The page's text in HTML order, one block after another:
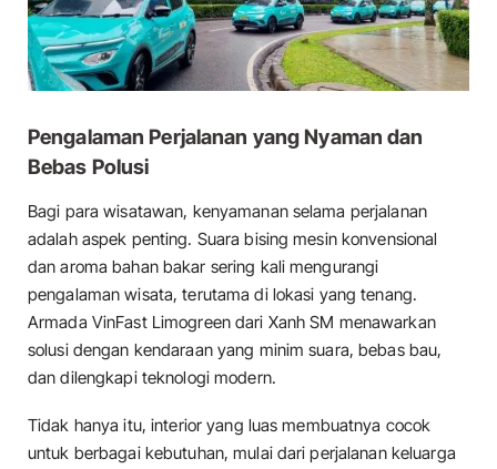
Pengalaman Perjalanan yang Nyaman dan
Bebas Polusi
Bagi para wisatawan, kenyamanan selama perjalanan
adalah aspek penting. Suara bising mesin konvensional
dan aroma bahan bakar sering kali mengurangi
pengalaman wisata, terutama di lokasi yang tenang.
Armada VinFast Limogreen dari Xanh SM menawarkan
solusi dengan kendaraan yang minim suara, bebas bau,
dan dilengkapi teknologi modern.
Tidak hanya itu, interior yang luas membuatnya cocok
untuk berbagai kebutuhan, mulai dari perjalanan keluarga